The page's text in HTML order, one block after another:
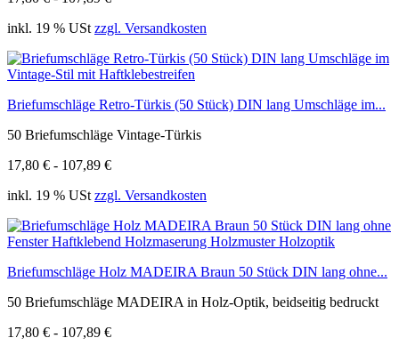
inkl. 19 % USt zzgl. Versandkosten
Briefumschläge Retro-Türkis (50 Stück) DIN lang Umschläge im...
50 Briefumschläge Vintage-Türkis
17,80 € - 107,89 €
inkl. 19 % USt zzgl. Versandkosten
Briefumschläge Holz MADEIRA Braun 50 Stück DIN lang ohne...
50 Briefumschläge MADEIRA in Holz-Optik, beidseitig bedruckt
17,80 € - 107,89 €